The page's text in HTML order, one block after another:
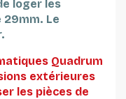
loger les
29mm. Le
Quadrum
extérieures
les pièces de